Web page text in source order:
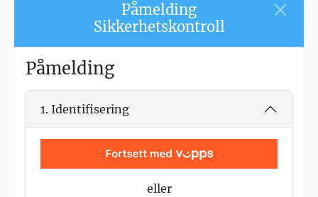
Påmelding
Sikkerhetskontroll
Påmelding
1. Identifisering
eller